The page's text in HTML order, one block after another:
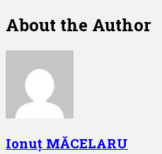
About the Author
Ionuț MĂCELARU